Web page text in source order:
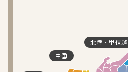
北陸・甲信越
中国